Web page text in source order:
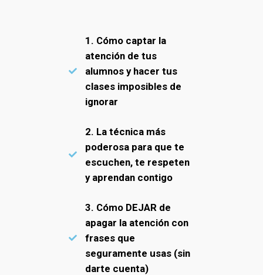
1. Cómo captar la
atención de tus
alumnos y hacer tus
clases imposibles de
ignorar
2. La técnica más
poderosa para que te
escuchen, te respeten
y aprendan contigo
3. Cómo DEJAR de
apagar la atención con
frases que
seguramente usas (sin
darte cuenta)